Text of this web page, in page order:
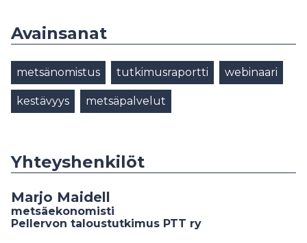
Avainsanat
metsänomistus tutkimusraportti webinaari
kestävyys metsäpalvelut
Yhteyshenkilöt
Marjo Maidell
metsäekonomisti
Pellervon taloustutkimus PTT ry